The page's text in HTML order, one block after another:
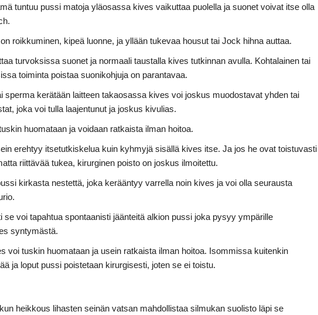
tuntuu pussi matoja yläosassa kives vaikuttaa puolella ja suonet voivat itse olla
roikkuminen, kipeä luonne, ja yllään tukevaa housut tai Jock hihna auttaa.
turvoksissa suonet ja normaali taustalla kives tutkinnan avulla. Kohtalainen tai
toiminta poistaa suonikohjuja on parantavaa.
sperma kerätään laitteen takaosassa kives voi joskus muodostavat yhden tai
joka voi tulla laajentunut ja joskus kivulias.
huomataan ja voidaan ratkaista ilman hoitoa.
erehtyy itsetutkiskelua kuin kyhmyjä sisällä kives itse. Ja jos he ovat toistuvasti
riittävää tukea, kirurginen poisto on joskus ilmoitettu.
kirkasta nestettä, joka kerääntyy varrella noin kives ja voi olla seurausta
se voi tapahtua spontaanisti jäänteitä alkion pussi joka pysyy ympärille
syntymästä.
voi tuskin huomataan ja usein ratkaista ilman hoitoa. Isommissa kuitenkin
ja loput pussi poistetaan kirurgisesti, joten se ei toistu.
heikkous lihasten seinän vatsan mahdollistaa silmukan suolisto läpi se